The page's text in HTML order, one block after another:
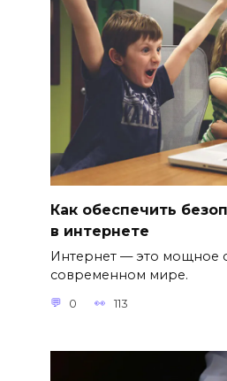
Как обеспечить
в интернете
Интернет — это мощное
современном мире.
0 113